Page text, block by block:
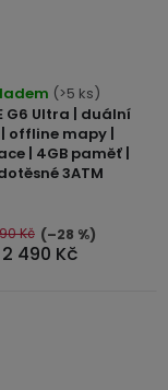
G6 Ultra | duální
| offline mapy |
| 4GB paměť |
3ATM
hodnocení
produktu
je
5,0
5
hvězdiček.
(>5 ks)
2 490 Kč
Kč (–28 %)